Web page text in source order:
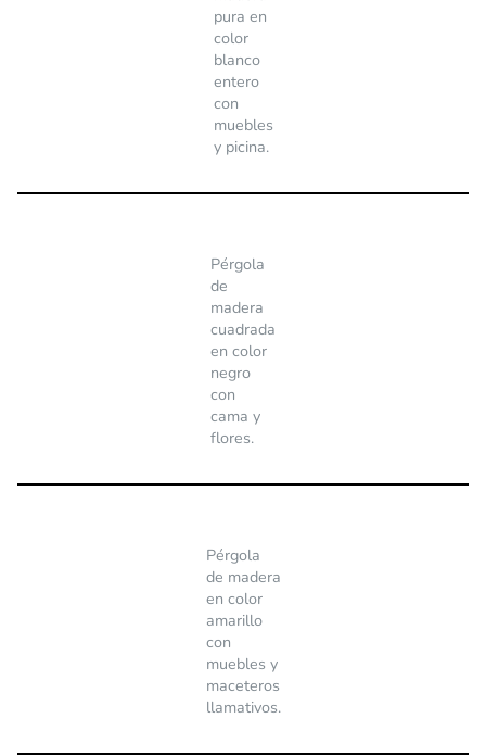
pura en
color
blanco
entero
con
muebles
y picina.
Pérgola
de
madera
cuadrada
en color
negro
con
cama y
flores.
Pérgola
de madera
en color
amarillo
con
muebles y
maceteros
llamativos.